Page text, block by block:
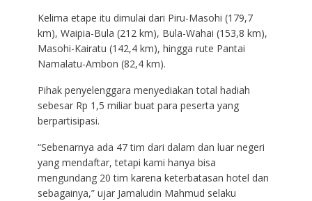
Kelima etape itu dimulai dari Piru-Masohi (179,7
km), Waipia-Bula (212 km), Bula-Wahai (153,8 km),
Masohi-Kairatu (142,4 km), hingga rute Pantai
Namalatu-Ambon (82,4 km).
Pihak penyelenggara menyediakan total hadiah
sebesar Rp 1,5 miliar buat para peserta yang
berpartisipasi.
“Sebenarnya ada 47 tim dari dalam dan luar negeri
yang mendaftar, tetapi kami hanya bisa
mengundang 20 tim karena keterbatasan hotel dan
sebagainya,” ujar Jamaludin Mahmud selaku